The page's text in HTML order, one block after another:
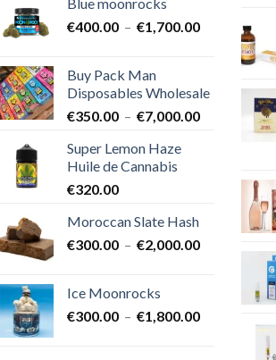
€25,000.00
Blue moonrocks
€400.00 – €1,700.00Plage
à
€1,700.00
Buy Pack Man
Disposables Wholesale
€350.00 – €7,000.00Plage
€7,000.00
Super Lemon Haze
Huile de Cannabis
€320.00
Moroccan Slate Hash
€300.00 – €2,000.00Plage
à
Ice Moonrocks
€300.00 – €1,800.00Plage